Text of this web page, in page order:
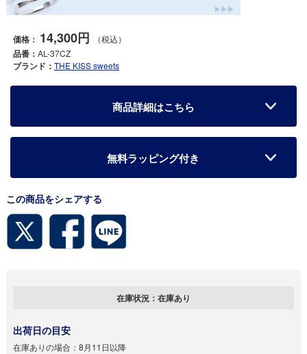
価格： 14,300円 （税込）
品番： AL-37CZ
ブランド： THE KISS sweets
商品詳細はこちら
無料ラッピング付き
この商品をシェアする
在庫状況： 在庫あり
出荷日の目安
在庫ありの場合： 8月11日以降